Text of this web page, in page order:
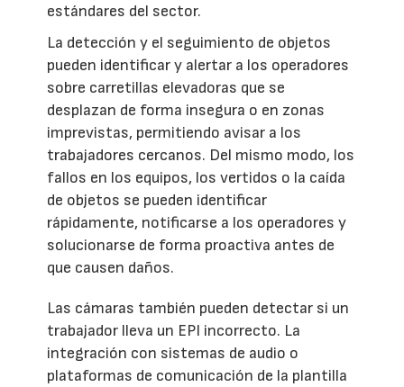
estándares del sector.
La detección y el seguimiento de objetos
pueden identificar y alertar a los operadores
sobre carretillas elevadoras que se
desplazan de forma insegura o en zonas
imprevistas, permitiendo avisar a los
trabajadores cercanos. Del mismo modo, los
fallos en los equipos, los vertidos o la caída
de objetos se pueden identificar
rápidamente, notificarse a los operadores y
solucionarse de forma proactiva antes de
que causen daños.
Las cámaras también pueden detectar si un
trabajador lleva un EPI incorrecto. La
integración con sistemas de audio o
plataformas de comunicación de la plantilla